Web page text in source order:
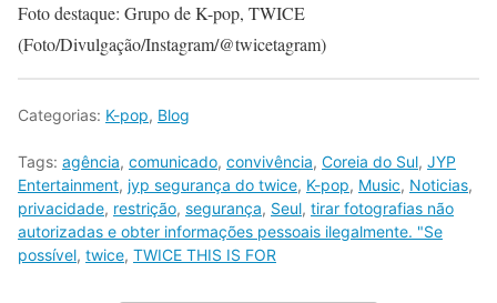
Foto destaque: Grupo de K-pop, TWICE
(Foto/Divulgação/Instagram/@twicetagram)
Categorias: K-pop, Blog
Tags: agência, comunicado, convivência, Coreia do Sul, JYP
Entertainment, jyp segurança do twice, K-pop, Music, Noticias,
privacidade, restrição, segurança, Seul, tirar fotografias não
autorizadas e obter informações pessoais ilegalmente. "Se
possível, twice, TWICE THIS IS FOR